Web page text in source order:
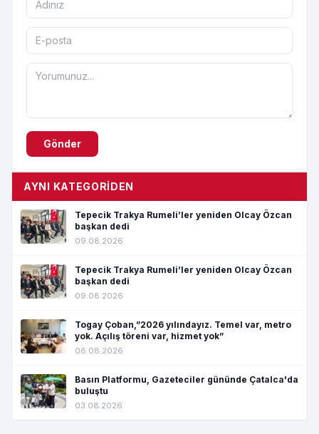
Gönder
AYNI KATEGORIDEN
Tepecik Trakya Rumeli’ler yeniden Olcay Özcan
başkan dedi
09.08.2026
Tepecik Trakya Rumeli’ler yeniden Olcay Özcan
başkan dedi
09.08.2026
Togay Çoban,”2026 yılındayız. Temel var, metro
yok. Açılış töreni var, hizmet yok”
06.08.2026
Basın Platformu, Gazeteciler gününde Çatalca'da
buluştu
03.08.2026